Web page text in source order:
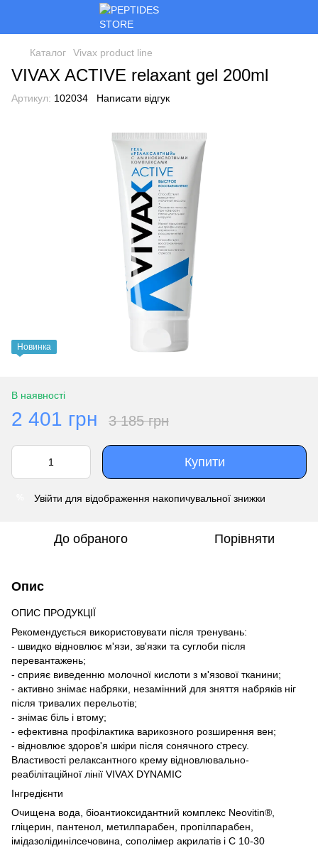
Каталог Vivax product line
VIVAX ACTIVE relaxant gel 200ml
Артикул: 102034 Написати відгук
Новинка
В наявності
2 401 грн 3 185 грн
Купити
Увійти для відображення накопичувальної знижки
До обраного Порівняти
Опис
ОПИС ПРОДУКЦІЇ
Рекомендується використовувати після тренувань:
- швидко відновлює м'язи, зв'язки та суглоби після
перевантажень;
- сприяє виведенню молочної кислоти з м'язової тканини;
- активно знімає набряки, незамінний для зняття набряків ніг
після тривалих перельотів;
- знімає біль і втому;
- ефективна профілактика варикозного розширення вен;
- відновлює здоров'я шкіри після сонячного стресу.
Властивості релаксантного крему відновлювально-
реабілітаційної лінії VIVAX DYNAMIC
Інгредієнти
Очищена вода, біоантиоксидантний комплекс Neovitin®,
гліцерин, пантенол, метилпарабен, пропілпарабен,
імідазолідинілсечовина, сополімер акрилатів і C 10-30